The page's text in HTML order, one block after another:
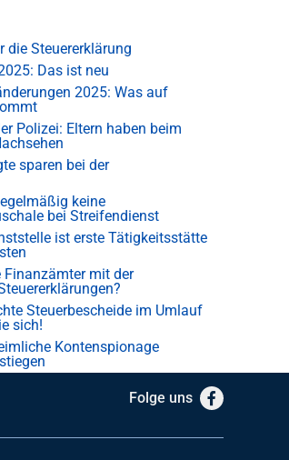
die Steuererklärung
Das ist neu
2025: Was auf
Polizei: Eltern haben beim
sparen bei der
keine
bei Streifendienst
ist erste Tätigkeitsstätte
Finanzämter mit der
Steuerbescheide im Umlauf
sich!
Kontenspionage
Folge uns Facebook